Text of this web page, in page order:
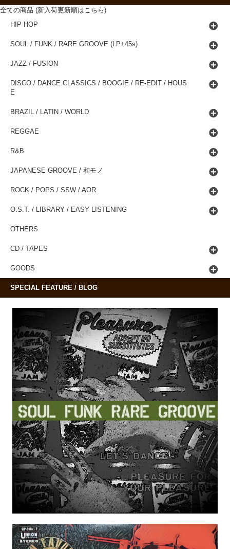
全ての商品 (新入荷更新順はこちら)
HIP HOP
SOUL / FUNK / RARE GROOVE (LP+45s)
JAZZ / FUSION
DISCO / DANCE CLASSICS / BOOGIE / RE-EDIT / HOUS
E
BRAZIL / LATIN / WORLD
REGGAE
R&B
JAPANESE GROOVE / 和モノ
ROCK / POPS / SSW / AOR
O.S.T. / LIBRARY / EASY LISTENING
OTHERS
CD / TAPES
GOODS
SPECIAL FEATURE / BLOG